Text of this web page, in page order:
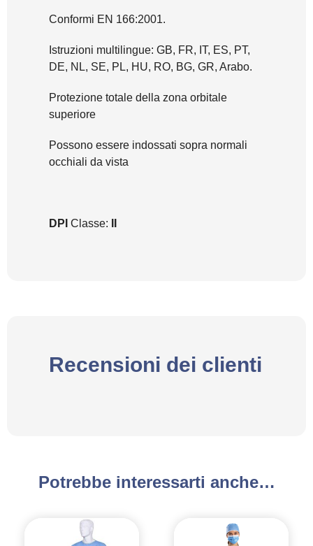
Conformi EN 166:2001.
Istruzioni multilingue: GB, FR, IT, ES, PT,
DE, NL, SE, PL, HU, RO, BG, GR, Arabo.
Protezione totale della zona orbitale
superiore
Possono essere indossati sopra normali
occhiali da vista
DPI Classe:
Recensioni dei clienti
Potrebbe interessarti anche…